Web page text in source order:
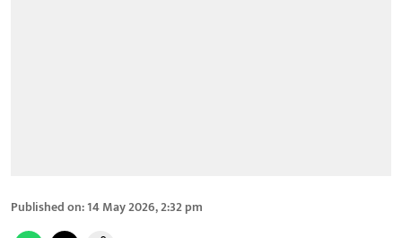
Published on:14 May 2026, 2:32 pm